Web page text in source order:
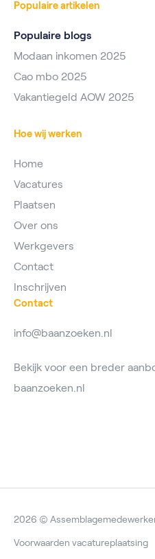
Populaire artikelen
Populaire blogs
Modaan inkomen 2025
Cao mbo 2025
Vakantiegeld AOW 2025
Hoe wij werken
Home
Vacatures
Plaatsen
Over ons
Werkgevers
Contact
Inschrijven
Contact
info@baanzoeken.nl
Bekijk voor een breder
baanzoeken.nl
2026 ©
Voorwaarden vacatureplaatsing